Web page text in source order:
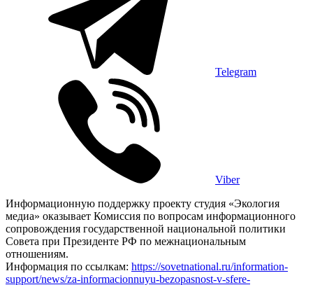
Telegram
Viber
Информационную поддержку проекту студия «Экология
медиа» оказывает Комиссия по вопросам информационного
сопровождения государственной национальной политики
Совета при Президенте РФ по межнациональным
отношениям.
Информация по ссылкам: https://sovetnational.ru/information-
support/news/za-informacionnuyu-bezopasnost-v-sfere-